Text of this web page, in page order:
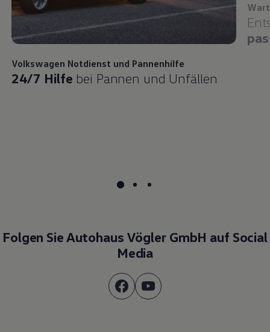
Volkswagen Notdienst und Pannenhilfe
24/7 Hilfe bei Pannen und Unfällen
Folgen Sie Autohaus Vögler GmbH auf Social
Media